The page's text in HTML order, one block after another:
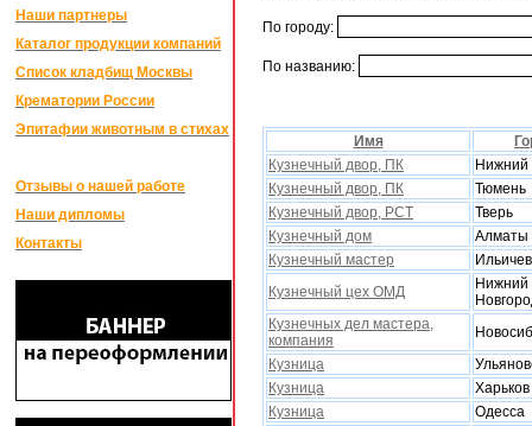
Наши партнеры
Каталог продукции компаний
Список кладбищ Москвы
Крематории России
Эпитафии животным в стихах
Отзывы о нашей работе
Наши дипломы
Контакты
По городу:
По названию:
Имя
Кузнечный двор, ПК
Нижний
Кузнечный двор, ПК
Тюмень
Кузнечный двор, РСТ
Тверь
Кузнечный дом
Алматы
Кузнечный мастер
Кузнечный цех ОМД
Нижний
Кузнечных дел мастера,
компания
Кузница
Кузница
Xарьков
Кузница
Одесса